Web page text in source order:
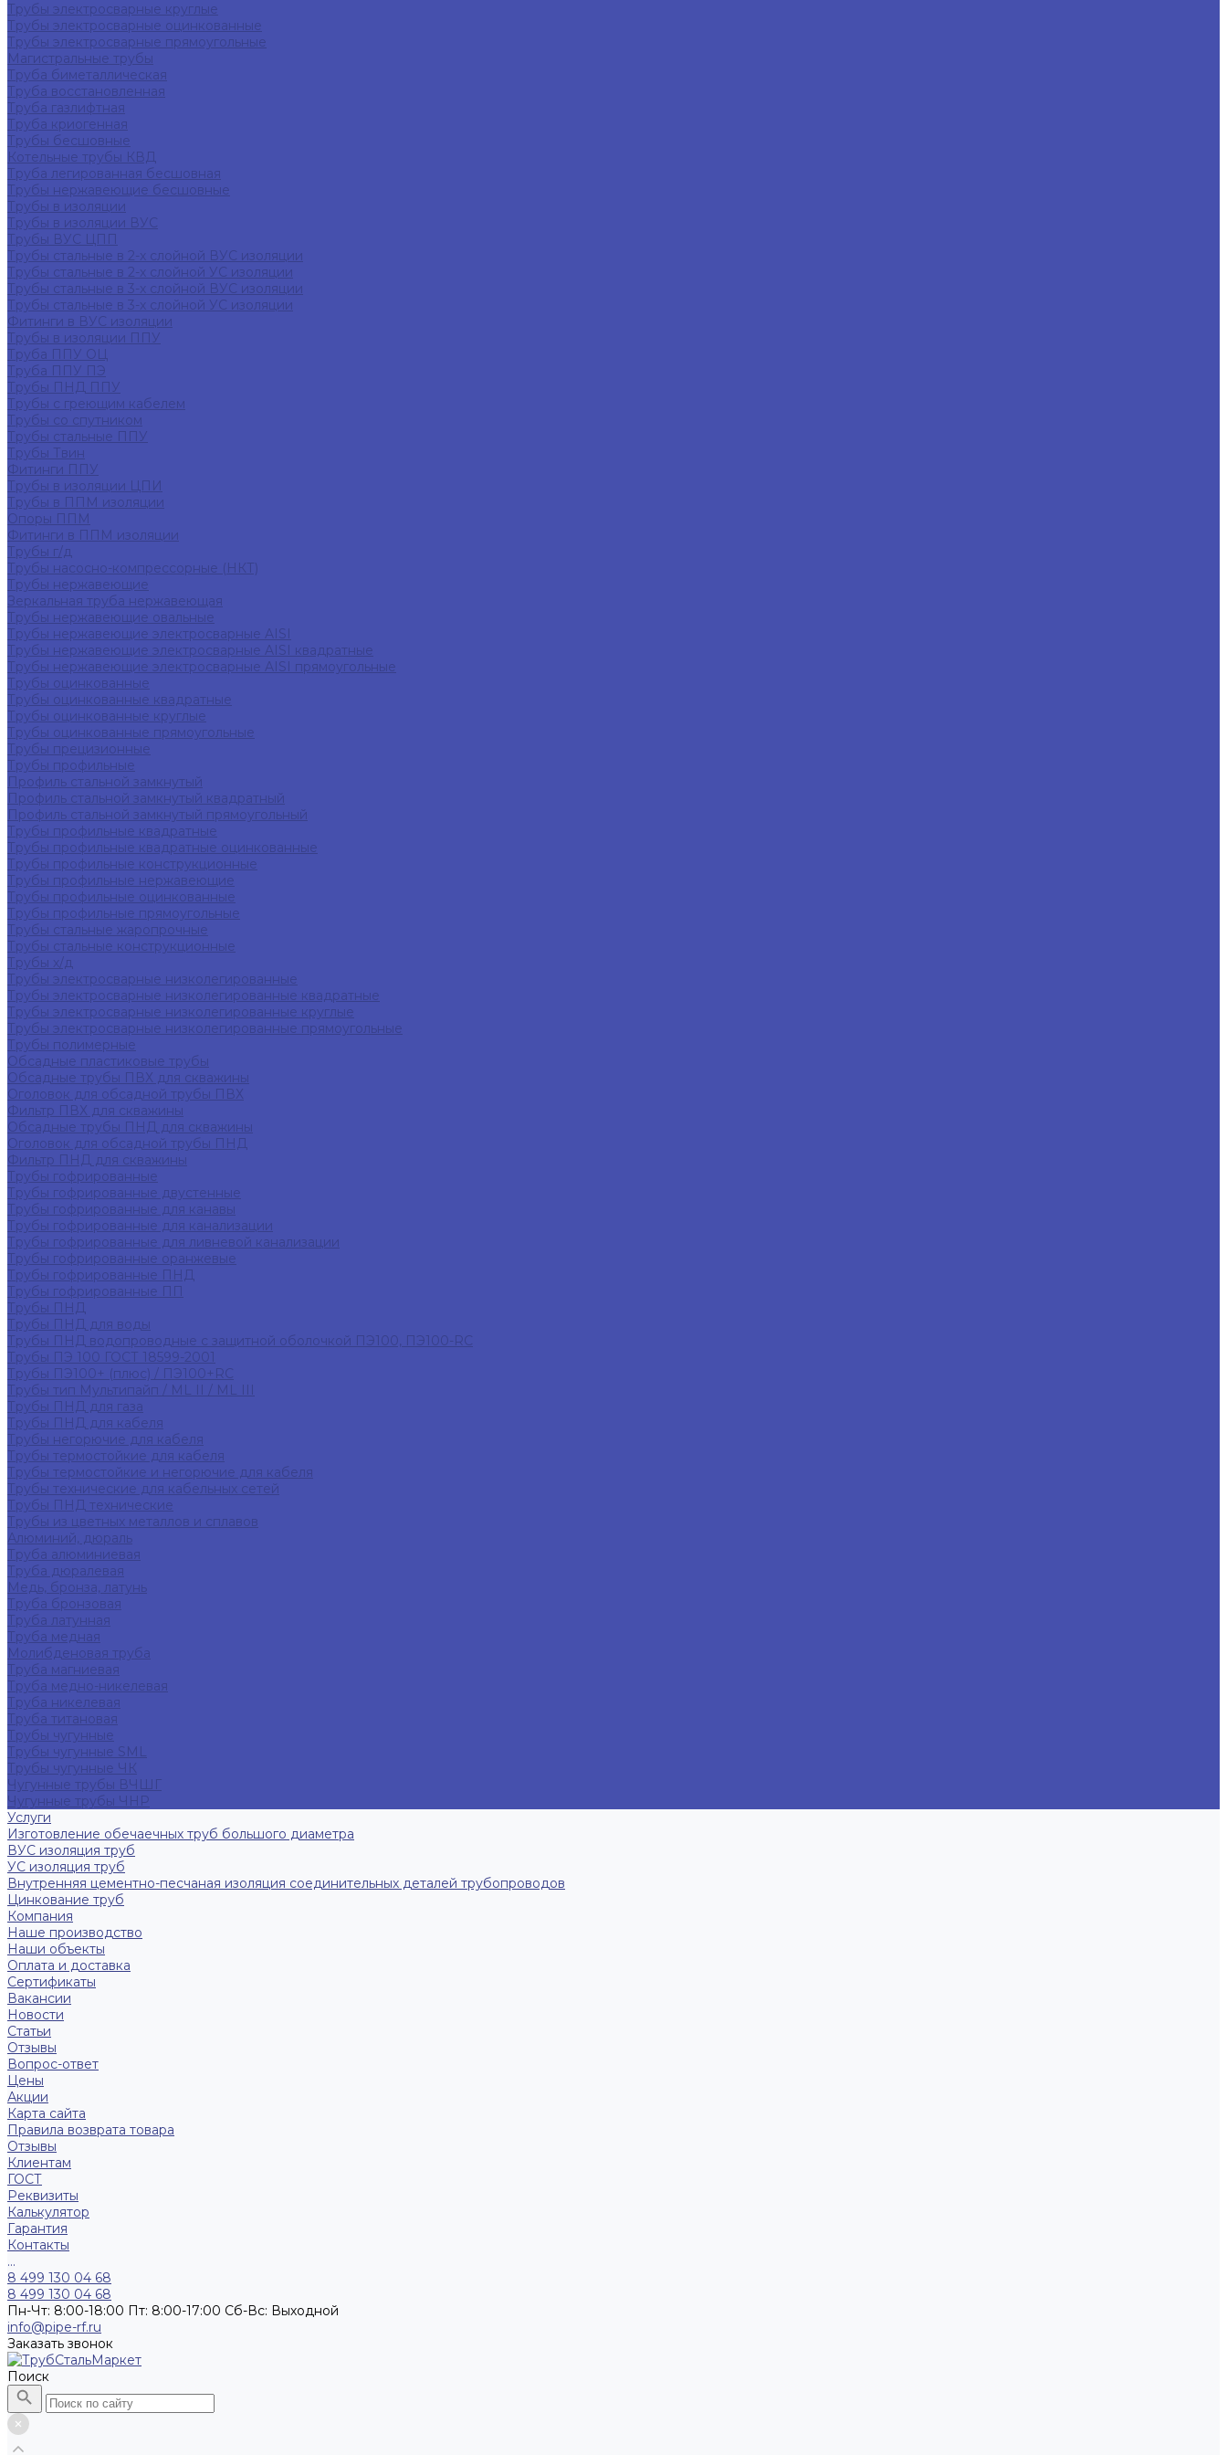
Трубы электросварные круглые
Трубы электросварные оцинкованные
Трубы электросварные прямоугольные
Магистральные трубы
Труба биметаллическая
Труба восстановленная
Труба газлифтная
Труба криогенная
Трубы бесшовные
Котельные трубы КВД
Труба легированная бесшовная
Трубы нержавеющие бесшовные
Трубы в изоляции
Трубы в изоляции ВУС
Трубы ВУС ЦПП
Трубы стальные в 2-х слойной ВУС изоляции
Трубы стальные в 2-х слойной УС изоляции
Трубы стальные в 3-х слойной ВУС изоляции
Трубы стальные в 3-х слойной УС изоляции
Фитинги в ВУС изоляции
Трубы в изоляции ППУ
Труба ППУ ОЦ
Труба ППУ ПЭ
Трубы ПНД ППУ
Трубы с греющим кабелем
Трубы со спутником
Трубы стальные ППУ
Трубы Твин
Фитинги ППУ
Трубы в изоляции ЦПИ
Трубы в ППМ изоляции
Опоры ППМ
Фитинги в ППМ изоляции
Трубы г/д
Трубы насосно-компрессорные (НКТ)
Трубы нержавеющие
Зеркальная труба нержавеющая
Трубы нержавеющие овальные
Трубы нержавеющие электросварные AISI
Трубы нержавеющие электросварные AISI квадратные
Трубы нержавеющие электросварные AISI прямоугольные
Трубы оцинкованные
Трубы оцинкованные квадратные
Трубы оцинкованные круглые
Трубы оцинкованные прямоугольные
Трубы прецизионные
Трубы профильные
Профиль стальной замкнутый
Профиль стальной замкнутый квадратный
Профиль стальной замкнутый прямоугольный
Трубы профильные квадратные
Трубы профильные квадратные оцинкованные
Трубы профильные конструкционные
Трубы профильные нержавеющие
Трубы профильные оцинкованные
Трубы профильные прямоугольные
Трубы стальные жаропрочные
Трубы стальные конструкционные
Трубы х/д
Трубы электросварные низколегированные
Трубы электросварные низколегированные квадратные
Трубы электросварные низколегированные круглые
Трубы электросварные низколегированные прямоугольные
Трубы полимерные
Обсадные пластиковые трубы
Обсадные трубы ПВХ для скважины
Оголовок для обсадной трубы ПВХ
Фильтр ПВХ для скважины
Обсадные трубы ПНД для скважины
Оголовок для обсадной трубы ПНД
Фильтр ПНД для скважины
Трубы гофрированные
Трубы гофрированные двустенные
Трубы гофрированные для канавы
Трубы гофрированные для канализации
Трубы гофрированные для ливневой канализации
Трубы гофрированные оранжевые
Трубы гофрированные ПНД
Трубы гофрированные ПП
Трубы ПНД
Трубы ПНД для воды
Трубы ПНД водопроводные с защитной оболочкой ПЭ100, ПЭ100-RC
Трубы ПЭ 100 ГОСТ 18599-2001
Трубы ПЭ100+ (плюс) / ПЭ100+RC
Трубы тип Мультипайп / ML II / ML III
Трубы ПНД для газа
Трубы ПНД для кабеля
Трубы негорючие для кабеля
Трубы термостойкие для кабеля
Трубы термостойкие и негорючие для кабеля
Трубы технические для кабельных сетей
Трубы ПНД технические
Трубы из цветных металлов и сплавов
Алюминий, дюраль
Труба алюминиевая
Труба дюралевая
Медь, бронза, латунь
Труба бронзовая
Труба латунная
Труба медная
Молибденовая труба
Труба магниевая
Труба медно-никелевая
Труба никелевая
Труба титановая
Трубы чугунные
Трубы чугунные SML
Трубы чугунные ЧК
Чугунные трубы ВЧШГ
Чугунные трубы ЧНР
Услуги
Изготовление обечаечных труб большого диаметра
ВУС изоляция труб
УС изоляция труб
Внутренняя цементно-песчаная изоляция соединительных деталей трубопроводов
Цинкование труб
Компания
Наше производство
Наши объекты
Оплата и доставка
Сертификаты
Вакансии
Новости
Статьи
Отзывы
Вопрос-ответ
Цены
Акции
Карта сайта
Правила возврата товара
Отзывы
Клиентам
ГОСТ
Реквизиты
Калькулятор
Гарантия
Контакты
...
8 499 130 04 68
8 499 130 04 68
Пн-Чт: 8:00-18:00 Пт: 8:00-17:00 Сб-Вс: Выходной
info@pipe-rf.ru
Заказать звонок
Поиск